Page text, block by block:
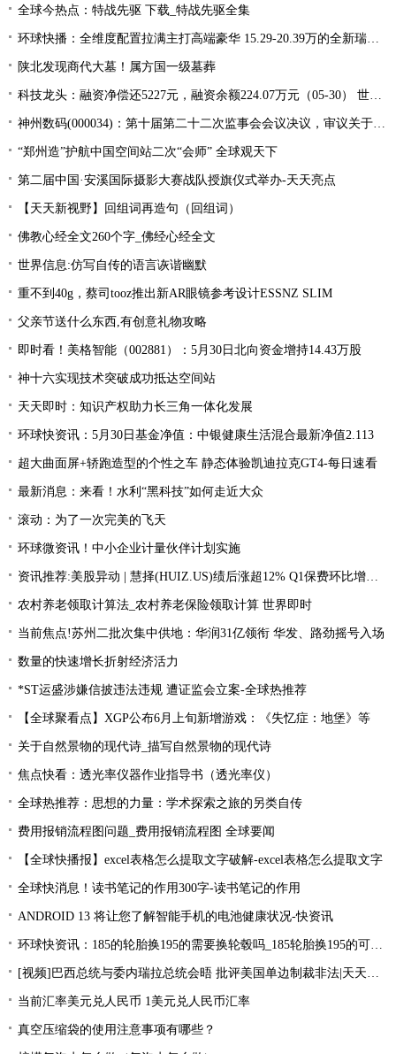
全球今热点：特战先驱 下载_特战先驱全集
环球快播：全维度配置拉满主打高端豪华 15.29-20.39万的全新瑞虎9应该怎么买？
陕北发现商代大墓！属方国一级墓葬
科技龙头：融资净偿还5227元，融资余额224.07万元（05-30） 世界快看
神州数码(000034)：第十届第二十二次监事会会议决议，审议关于公司符合向不特定对象发行可转换公司债券条件的议案等多项议案 世界快报
“郑州造”护航中国空间站二次“会师” 全球观天下
第二届中国·安溪国际摄影大赛战队授旗仪式举办-天天亮点
【天天新视野】回组词再造句（回组词）
佛教心经全文260个字_佛经心经全文
世界信息:仿写自传的语言诙谐幽默
重不到40g，蔡司tooz推出新AR眼镜参考设计ESSNZ SLIM
父亲节送什么东西,有创意礼物攻略
即时看！美格智能（002881）：5月30日北向资金增持14.43万股
神十六实现技术突破成功抵达空间站
天天即时：知识产权助力长三角一体化发展
环球快资讯：5月30日基金净值：中银健康生活混合最新净值2.113
超大曲面屏+轿跑造型的个性之车 静态体验凯迪拉克GT4-每日速看
最新消息：来看！水利“黑科技”如何走近大众
滚动：为了一次完美的飞天
环球微资讯！中小企业计量伙伴计划实施
资讯推荐:美股异动 | 慧择(HUIZ.US)绩后涨超12% Q1保费环比增长33.4%
农村养老领取计算法_农村养老保险领取计算 世界即时
当前焦点!苏州二批次集中供地：华润31亿领衔 华发、路劲摇号入场
数量的快速增长折射经济活力
*ST运盛涉嫌信披违法违规 遭证监会立案-全球热推荐
【全球聚看点】XGP公布6月上旬新增游戏：《失忆症：地堡》等
关于自然景物的现代诗_描写自然景物的现代诗
焦点快看：透光率仪器作业指导书（透光率仪）
全球热推荐：思想的力量：学术探索之旅的另类自传
费用报销流程图问题_费用报销流程图 全球要闻
【全球快播报】excel表格怎么提取文字破解-excel表格怎么提取文字
全球快消息！读书笔记的作用300字-读书笔记的作用
ANDROID 13 将让您了解智能手机的电池健康状况-快资讯
环球快资讯：185的轮胎换195的需要换轮毂吗_185轮胎换195的可以吗？
[视频]巴西总统与委内瑞拉总统会晤 批评美国单边制裁非法|天天简讯
当前汇率美元兑人民币 1美元兑人民币汇率
真空压缩袋的使用注意事项有哪些？